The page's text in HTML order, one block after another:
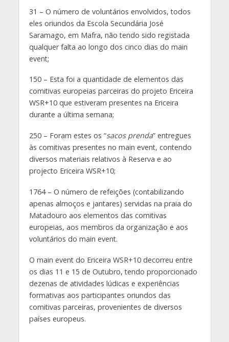
31 – O número de voluntários envolvidos, todos
eles oriundos da Escola Secundária José
Saramago, em Mafra, não tendo sido registada
qualquer falta ao longo dos cinco dias do main
event;
150 – Esta foi a quantidade de elementos das
comitivas europeias parceiras do projeto Ericeira
WSR+10 que estiveram presentes na Ericeira
durante a última semana;
250 – Foram estes os “sacos prenda” entregues
às comitivas presentes no main event, contendo
diversos materiais relativos à Reserva e ao
projecto Ericeira WSR+10;
1764 – O número de refeições (contabilizando
apenas almoços e jantares) servidas na praia do
Matadouro aos elementos das comitivas
europeias, aos membros da organização e aos
voluntários do main event.
O main event do Ericeira WSR+10 decorreu entre
os dias 11 e 15 de Outubro, tendo proporcionado
dezenas de atividades lúdicas e experiências
formativas aos participantes oriundos das
comitivas parceiras, provenientes de diversos
países europeus.